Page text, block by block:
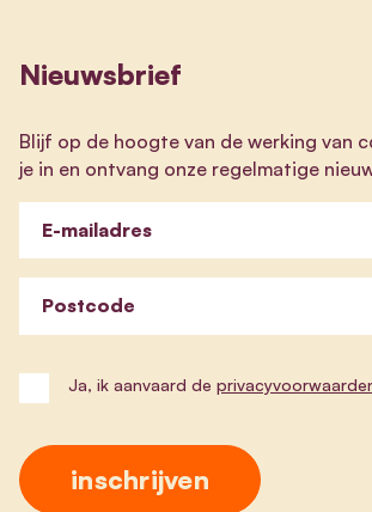
Nieuwsbrief
Blijf op de hoogte van de werking van
je in en ontvang onze regelmatige
E-mailadres
Postcode
Ja, ik aanvaard de